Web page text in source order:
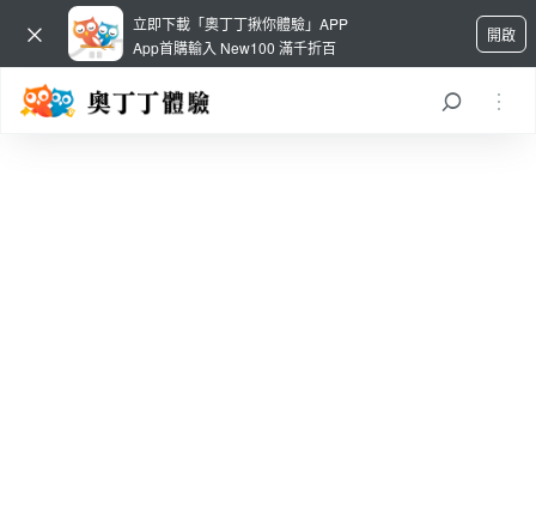
立即下載「奧丁丁揪你體驗」APP
App首購輸入 New100 滿千折百
開啟